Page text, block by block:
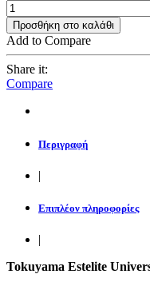
Προσθήκη στο καλάθι
Add to Compare
Share it:
Compare
Περιγραφή
|
Επιπλέον πληροφορίες
|
Tokuyama Estelite